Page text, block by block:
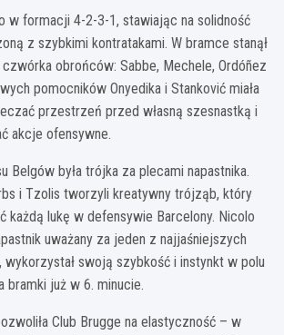
W. Szczesny
24
E. Garcia
4
R. Araujo
23
J. Kounde
21
F. de Jong
17
M. Casado
w formacji 4-2-3-1, stawiając na solidność
z szybkimi kontratakami. W bramce stanął
obrońców: Sabbe, Mechele, Ordóñez
pomocników Onyedika i Stanković miała
przestrzeń przed własną szesnastką i
akcje ofensywne.
Belgów była trójka za plecami napastnika.
i Tzolis tworzyli kreatywny trójząb, który
każdą lukę w defensywie Barcelony. Nicolo
uważany za jeden z najjaśniejszych
wykorzystał swoją szybkość i instynkt w polu
bramki już w 6. minucie.
Club Brugge na elastyczność – w